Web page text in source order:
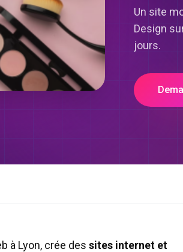
Un site
Design
jours.
à Lyon, crée des sites internet et